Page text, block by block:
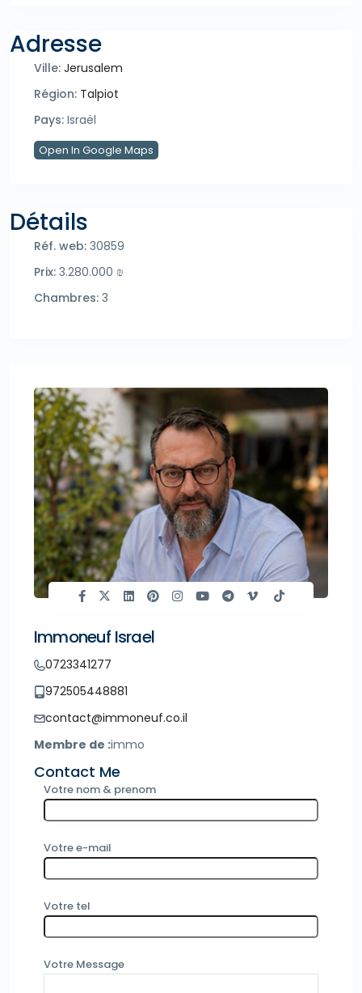
Adresse
Ville: Jerusalem
Région: Talpiot
Pays: Israël
Open In Google Maps
Détails
Réf. web: 30859
Prix: 3.280.000 ₪
Chambres: 3
Immoneuf Israel
0723341277
972505448881
contact@immoneuf.co.il
Membre de :immo
Contact Me
Votre nom & prenom
Votre e-mail
Votre tel
Votre Message